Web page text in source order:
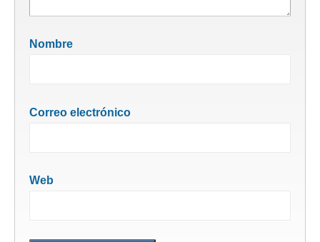
Nombre
Correo electrónico
Web